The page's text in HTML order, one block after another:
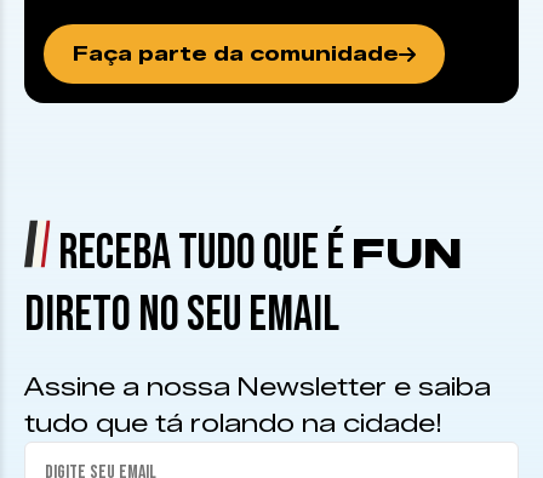
Faça parte da comunidade
RECEBA TUDO QUE É FUN
DIRETO NO SEU EMAIL
Assine a nossa Newsletter e saiba
tudo que tá rolando na cidade!